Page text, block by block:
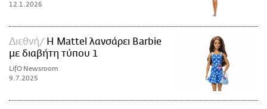
12.1.2026
Διεθνή
Η Mattel λανσάρει Barbie
με διαβήτη τύπου 1
LifO Newsroom
9.7.2025